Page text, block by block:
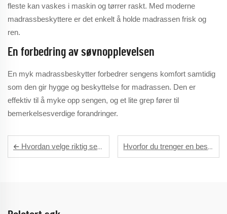
fleste kan vaskes i maskin og tørrer raskt. Med moderne
madrassbeskyttere er det enkelt å holde madrassen frisk og
ren.
En forbedring av søvnopplevelsen
En myk madrassbeskytter forbedrer sengens komfort samtidig
som den gir hygge og beskyttelse for madrassen. Den er
effektiv til å myke opp sengen, og et lite grep fører til
bemerkelsesverdige forandringer.
Hvordan velge riktig sengeteppesett for alle årstider Hvorfor du trenger en beskytter for latexmadrassen og pute